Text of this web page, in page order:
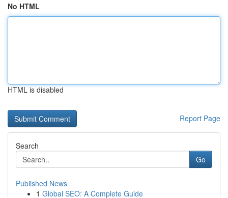
No HTML
HTML is disabled
Report Page
Search
Go
Published News
1 Global SEO: A Complete Guide